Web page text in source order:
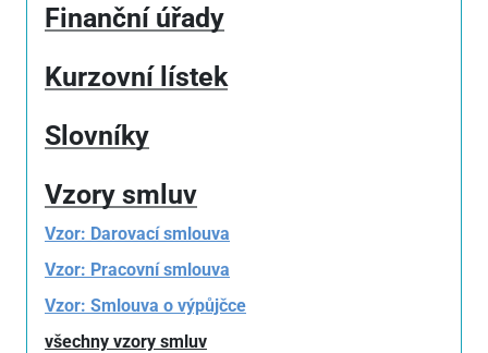
Finanční úřady
Kurzovní lístek
Slovníky
Vzory smluv
Vzor: Darovací smlouva
Vzor: Pracovní smlouva
Vzor: Smlouva o výpůjčce
všechny vzory smluv